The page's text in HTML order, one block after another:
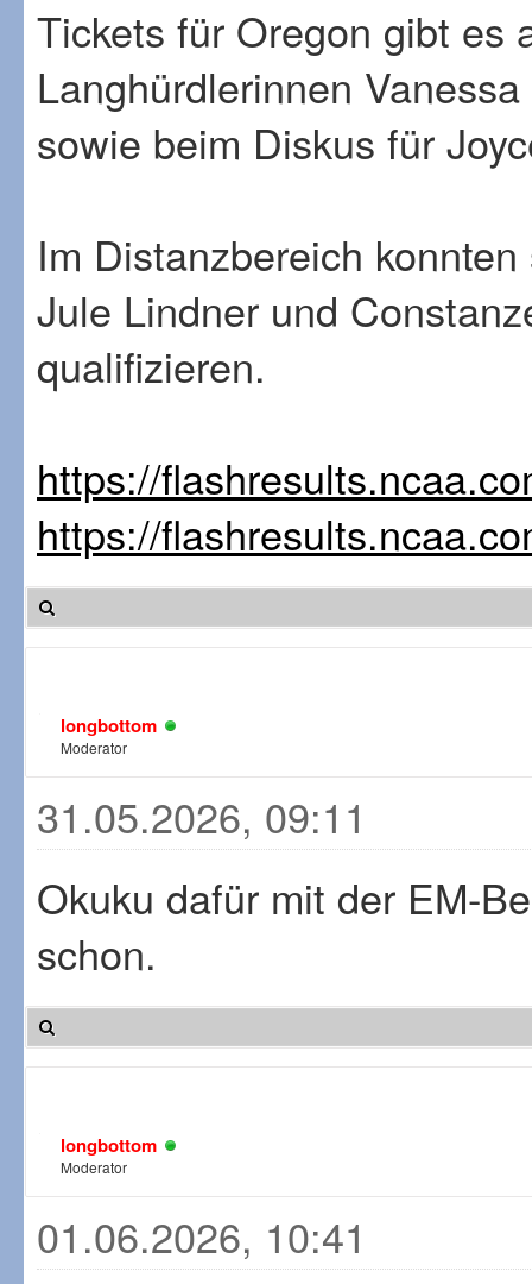
Tickets für Oregon gibt es
Langhürdlerinnen
sowie beim Diskus für
Im Distanzbereich
Jule Lindner und
qualifizieren.
https://
https://
longbottom
Moderator
31.05.2026, 09:11
Okuku dafür mit der EM-
schon.
longbottom
Moderator
01.06.2026, 10:41